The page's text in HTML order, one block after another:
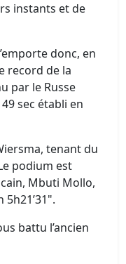
instants et de
donc, en
record de la
par le Russe
sec établi en
tenant du
podium est
Mbuti Mollo,
battu l’ancien